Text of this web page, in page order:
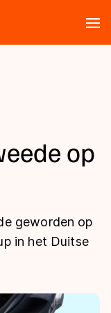
op
geworden op
in het Duitse